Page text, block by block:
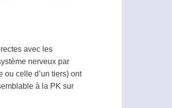
avec les
nerveux par
celle d’un tiers) ont
à la PK sur